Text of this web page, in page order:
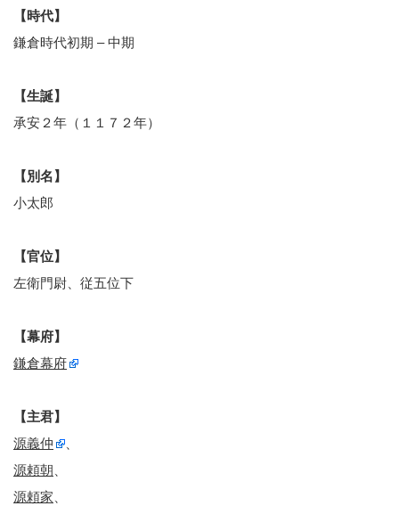
【時代】
鎌倉時代初期 – 中期
【生誕】
承安２年（１１７２年）
【別名】
小太郎
【官位】
左衛門尉、従五位下
【幕府】
鎌倉幕府
【主君】
源義仲
源頼朝
源頼家